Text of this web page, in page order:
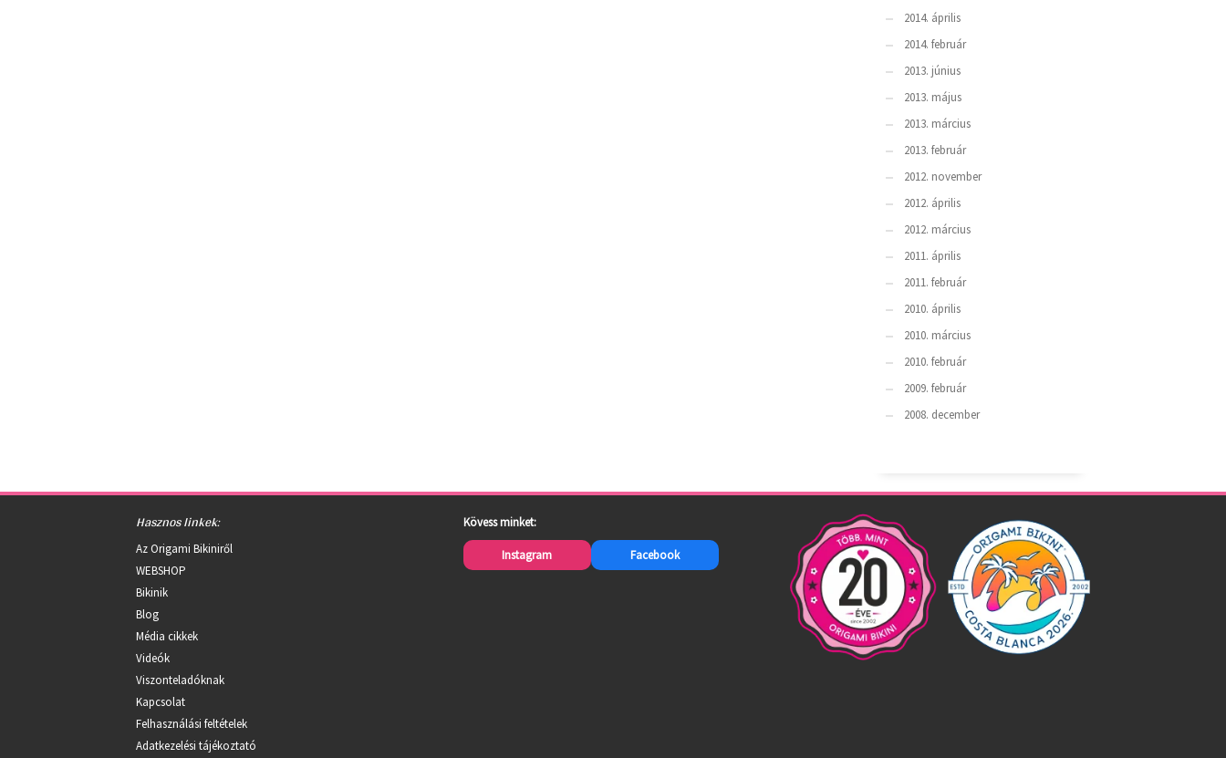
2014. április
2014. február
2013. június
2013. május
2013. március
2013. február
2012. november
2012. április
2012. március
2011. április
2011. február
2010. április
2010. március
2010. február
2009. február
2008. december
Hasznos linkek:
Az Origami Bikiniről
WEBSHOP
Bikinik
Blog
Média cikkek
Videók
Viszonteladóknak
Kapcsolat
Felhasználási feltételek
Adatkezelési tájékoztató
Kövess minket:
Instagram Facebook